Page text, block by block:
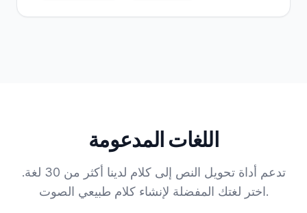
اللغات المدعومة
تدعم أداة تحويل النص إلى كلام لدينا أكثر من 30 لغة.
اختر لغتك المفضلة لإنشاء كلام طبيعي الصوت.